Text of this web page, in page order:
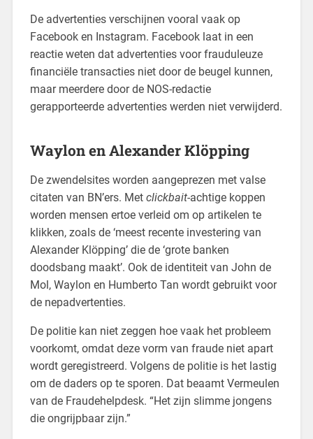
De advertenties verschijnen vooral vaak op
Facebook en Instagram. Facebook laat in een
reactie weten dat advertenties voor frauduleuze
financiële transacties niet door de beugel kunnen,
maar meerdere door de NOS-redactie
gerapporteerde advertenties werden niet verwijderd.
Waylon en Alexander Klöpping
De zwendelsites worden aangeprezen met valse
citaten van BN’ers. Met clickbait-achtige koppen
worden mensen ertoe verleid om op artikelen te
klikken, zoals de ‘meest recente investering van
Alexander Klöpping’ die de ‘grote banken
doodsbang maakt’. Ook de identiteit van John de
Mol, Waylon en Humberto Tan wordt gebruikt voor
de nepadvertenties.
De politie kan niet zeggen hoe vaak het probleem
voorkomt, omdat deze vorm van fraude niet apart
wordt geregistreerd. Volgens de politie is het lastig
om de daders op te sporen. Dat beaamt Vermeulen
van de Fraudehelpdesk. “Het zijn slimme jongens
die ongrijpbaar zijn.”